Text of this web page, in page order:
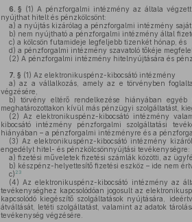
6. § (1) A pénzforgalmi intézmény az általa
nyújthat hitelt és pénzkölcsönt:
a) a nyújtás kizárólag a pénzforgalmi intézmény
b) nem nyújtható a pénzforgalmi intézmény által
c) a kölcsön futamideje legfeljebb tizenkét hónap, és
d) a pénzforgalmi intézmény szavatoló tőkéje
(2) A pénzforgalmi intézmény hitelnyújtására és
7. § (1) Az elektronikuspénz-kibocsátó intézmény
a) az a vállalkozás, amely az e törvényben
végzésére,
b) törvény eltérő rendelkezése hiányában
meghatározottakon kívül más pénzügyi szolgáltatást,
(2) Az elektronikuspénz-kibocsátó intézmény
kibocsátó intézmény pénzforgalmi szolgáltatási
hiányában – a pénzforgalmi intézményre és a
(3) Az elektronikuspénz-kibocsátó intézmény
engedélyt hitel- és pénzkölcsönnyújtási tevékenységre:
a) fizetési műveletek fizetési számlák közötti, az
b) készpénz-helyettesítő fizetési eszköz – ide nem
c) 23
(4) Az elektronikuspénz-kibocsátó intézmény az
tevékenységhez kapcsolódóan jogosult az
kapcsolódó kiegészítő szolgáltatások nyújtására,
átváltását, letéti szolgáltatást, valamint az adatok
tevékenység végzésére.